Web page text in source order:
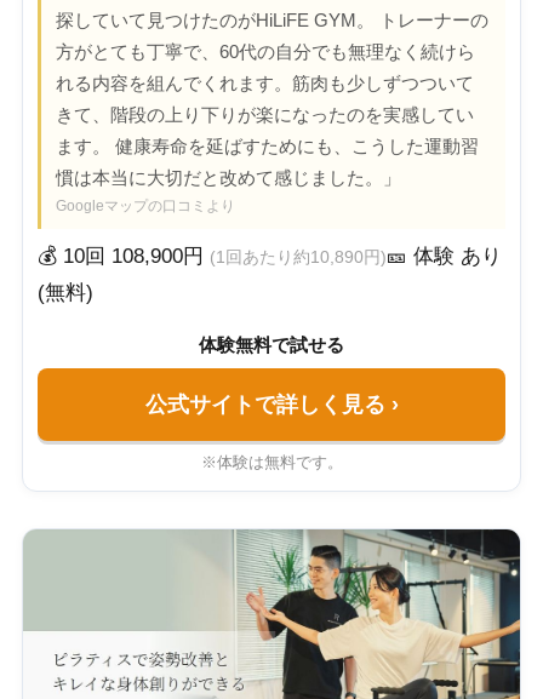
探していて見つけたのがHiLiFE GYM。 トレーナーの
方がとても丁寧で、60代の自分でも無理なく続けら
れる内容を組んでくれます。筋肉も少しずつついて
きて、階段の上り下りが楽になったのを実感してい
ます。 健康寿命を延ばすためにも、こうした運動習
慣は本当に大切だと改めて感じました。」
Googleマップの口コミより
💰 10回 108,900円 (1回あたり約10,890円)🎫 体験 あり
(無料)
体験無料で試せる
公式サイトで詳しく見る ›
※体験は無料です。